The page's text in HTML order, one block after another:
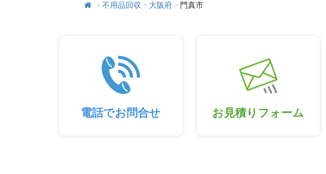
> 不用品回収 > 大阪府 > 門真市
電話でお問合せ お見積りフォーム